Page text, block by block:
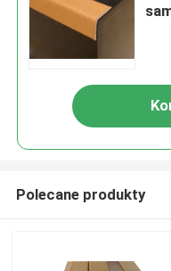
Polecane produkty